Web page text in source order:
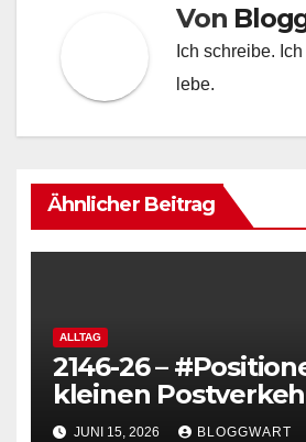
Von
Ich schreibe.
lebe.
Ähnlicher Beitrag
ALLTAG
2146-26 –
kleinen
JUNI 15, 2026 BLOGGWART